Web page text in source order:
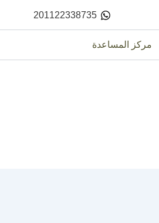
201122338735
مركز المساعدة